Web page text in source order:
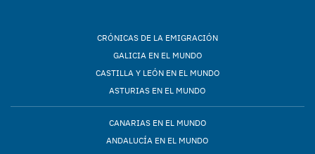
CRÓNICAS DE LA EMIGRACIÓN
GALICIA EN EL MUNDO
CASTILLA Y LEÓN EN EL MUNDO
ASTURIAS EN EL MUNDO
CANARIAS EN EL MUNDO
ANDALUCÍA EN EL MUNDO